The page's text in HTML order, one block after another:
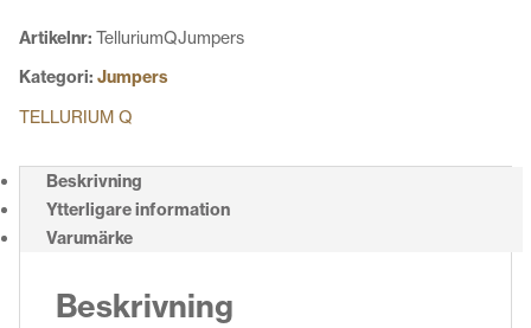
Artikelnr: TelluriumQJumpers
Kategori: Jumpers
TELLURIUM Q
Beskrivning
Ytterligare information
Varumärke
Beskrivning